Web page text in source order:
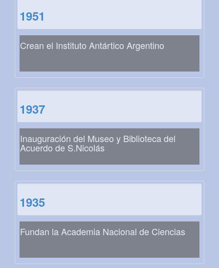
1951
Crean el Instituto Antártico Argentino
1937
Inauguración del Museo y Biblioteca del
Acuerdo de S.Nicolás
1935
Fundan la Academia Nacional de Ciencias